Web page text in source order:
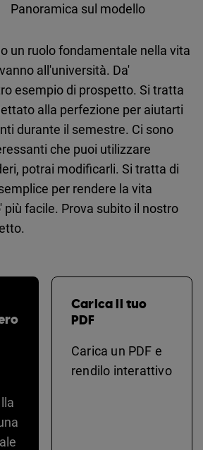
Panoramica sul modello
un ruolo fondamentale nella vita
all'università. Da'
esempio di prospetto. Si tratta
alla perfezione per aiutarti
durante il semestre. Ci sono
che puoi utilizzare
potrai modificarli. Si tratta di
per rendere la vita
più facile. Prova subito il nostro
Carica il tuo
PDF
Carica un PDF e
rendilo interattivo